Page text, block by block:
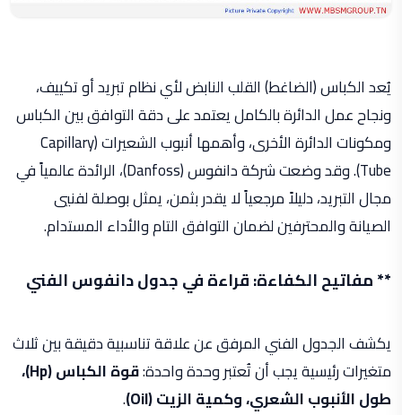
يُعد الكباس (الضاغط) القلب النابض لأي نظام تبريد أو تكييف،
ونجاح عمل الدائرة بالكامل يعتمد على دقة التوافق بين الكباس
ومكونات الدائرة الأخرى، وأهمها أنبوب الشعيرات (Capillary
Tube). وقد وضعت شركة دانفوس (Danfoss)، الرائدة عالمياً في
مجال التبريد، دليلاً مرجعياً لا يقدر بثمن، يمثل بوصلة لفنيي
الصيانة والمحترفين لضمان التوافق التام والأداء المستدام.
** مفاتيح الكفاءة: قراءة في جدول دانفوس الفني
يكشف الجدول الفني المرفق عن علاقة تناسبية دقيقة بين ثلاث
متغيرات رئيسية يجب أن تُعتبر وحدة واحدة:
قوة الكباس (Hp)،
طول الأنبوب الشعري، وكمية الزيت (Oil)
.